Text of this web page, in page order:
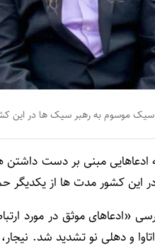
سیک موسوم به رهبر سیک ها در این
ادعاهایی مبنی بر دست
این کشور مدت ها از یکدیگر
موثق در مورد ارتباط
و دهلی نو تشدید شد.